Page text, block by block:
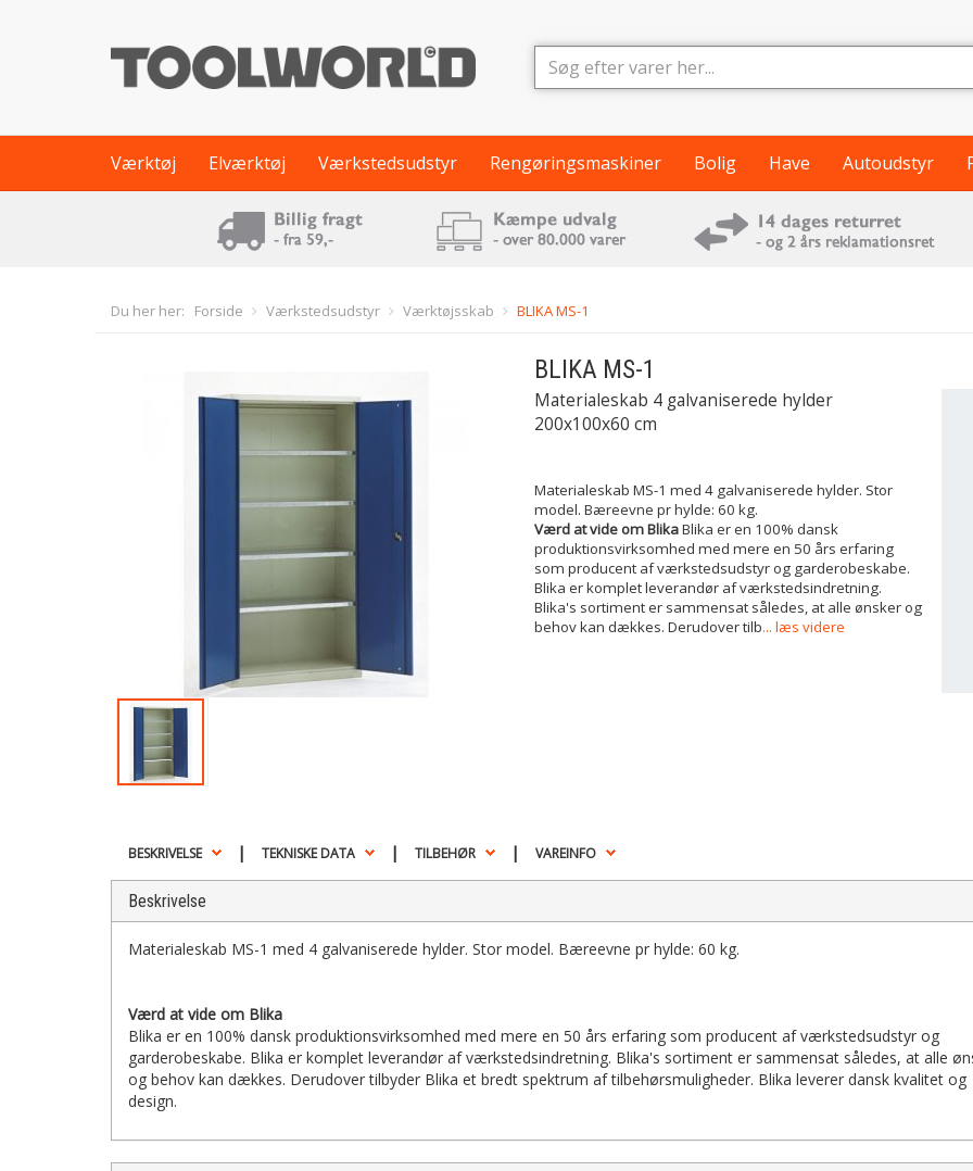
Værktøj Elværktøj Værkstedsudstyr Rengøringsmaskiner Bolig Have Autoudstyr
Du her her: Forside Værkstedsudstyr Værktøjsskab BLIKA MS-1
BLIKA MS-1
Materialeskab 4 galvaniserede hylder
200x100x60 cm
Materialeskab MS-1 med 4 galvaniserede hylder. Stor
model. Bæreevne pr hylde: 60 kg.
Værd at vide om BlikaBlika er en 100% dansk
produktionsvirksomhed med mere en 50 års erfaring
som producent af værkstedsudstyr og garderobeskabe.
Blika er komplet leverandør af værkstedsindretning.
Blika's sortiment er sammensat således, at alle ønsker og
behov kan dækkes. Derudover tilb... læs videre
BESKRIVELSE | TEKNISKE DATA | TILBEHØR | VAREINFO
Beskrivelse
Materialeskab MS-1 med 4 galvaniserede hylder. Stor model. Bæreevne pr hylde: 60 kg.
Værd at vide om Blika
Blika er en 100% dansk produktionsvirksomhed med mere en 50 års erfaring som producent af værkstedsudstyr og
garderobeskabe. Blika er komplet leverandør af værkstedsindretning. Blika's sortiment er sammensat således, at alle
og behov kan dækkes. Derudover tilbyder Blika et bredt spektrum af tilbehørsmuligheder. Blika leverer dansk kvalitet og
design.